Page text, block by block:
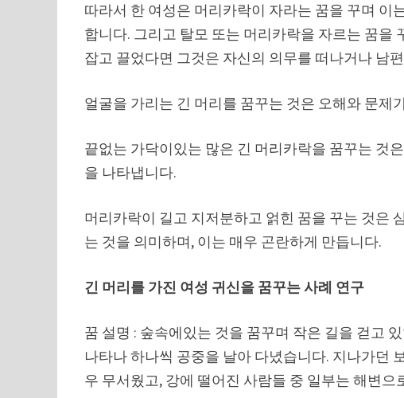
따라서 한 여성은 머리카락이 자라는 꿈을 꾸며
합니다. 그리고 탈모 또는 머리카락을 자르는 꿈
잡고 끌었다면 그것은 자신의 의무를 떠나거나 남
얼굴을 가리는 긴 머리를 꿈꾸는 것은 오해와 문제
끝없는 가닥이있는 많은 긴 머리카락을 꿈꾸는 것
을 나타냅니다.
머리카락이 길고 지저분하고 얽힌 꿈을 꾸는 것은
는 것을 의미하며, 이는 매우 곤란하게 만듭니다.
긴 머리를 가진 여성 귀신을 꿈꾸는 사례 연구
꿈 설명 : 숲속에있는 것을 꿈꾸며 작은 길을 걷고
나타나 하나씩 공중을 날아 다녔습니다. 지나가던
우 무서웠고, 강에 떨어진 사람들 중 일부는 해변